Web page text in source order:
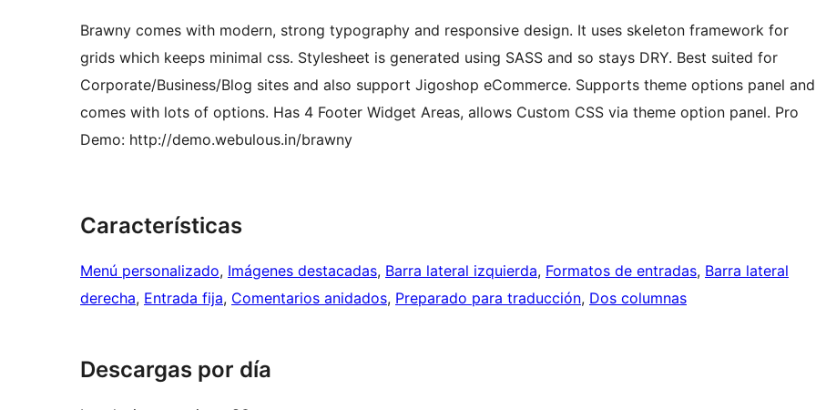
Brawny comes with modern, strong typography and responsive design. It uses skeleton framework for
grids which keeps minimal css. Stylesheet is generated using SASS and so stays DRY. Best suited for
Corporate/Business/Blog sites and also support Jigoshop eCommerce. Supports theme options panel and
comes with lots of options. Has 4 Footer Widget Areas, allows Custom CSS via theme option panel. Pro
Demo: http://demo.webulous.in/brawny
Características
Menú personalizado, Imágenes destacadas, Barra lateral izquierda, Formatos de entradas, Barra lateral
derecha, Entrada fija, Comentarios anidados, Preparado para traducción, Dos columnas
Descargas por día